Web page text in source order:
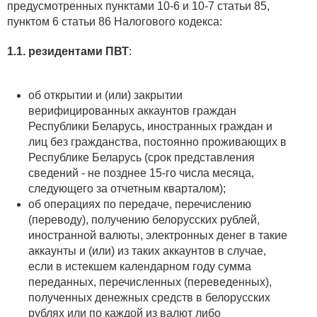
предусмотренных пунктами 10-6 и 10-7 статьи 85,
пунктом 6 статьи 86 Налогового кодекса:
1.1. резидентами ПВТ:
об открытии и (или) закрытии
верифицированных аккаунтов граждан
Республики Беларусь, иностранных граждан и
лиц без гражданства, постоянно проживающих в
Республике Беларусь (срок представления
сведений - не позднее 15-го числа месяца,
следующего за отчетным кварталом);
об операциях по передаче, перечислению
(переводу), получению белорусских рублей,
иностранной валюты, электронных денег в такие
аккаунты и (или) из таких аккаунтов в случае,
если в истекшем календарном году сумма
переданных, перечисленных (переведенных),
полученных денежных средств в белорусских
рублях или по каждой из валют либо